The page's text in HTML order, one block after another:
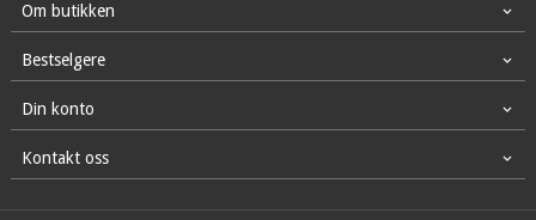
Om butikken
Bestselgere
Din konto
Kontakt oss